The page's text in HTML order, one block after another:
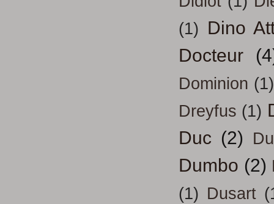
(1) Dino
Docteur
Dominion (1)
Dreyfus (1)
Duc (2)
Dumbo (2)
(1) Dusart